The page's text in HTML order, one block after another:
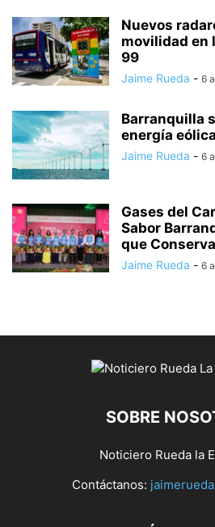
Nuevos
movilidad en
99
Jaime Rueda - 6
Barranquilla
energía
Jaime Rueda - 6
Gases del
Sabor
que
Jaime Rueda - 6
SOBRE
Noticiero Rueda la
Contáctanos: